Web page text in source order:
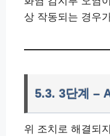
상 작동되는 경우
5.3. 3단계 –
위 조치로 해결되